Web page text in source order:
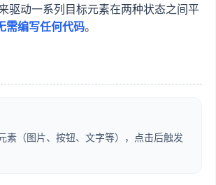
驱动一系列目标元素在两种状态之间平
需编写任何代码。
素（图片、按钮、文字等），点击后触发